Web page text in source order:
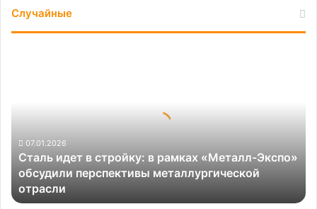
Случайные
«Металл-
Экспо»
обсудили
перспективы
металлургической
07.01.2026
Сталь идет в стройку: в рамках «Металл-Экспо»
обсудили перспективы металлургической
отрасли